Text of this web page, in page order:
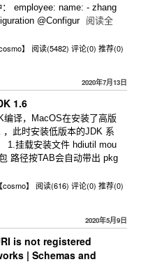
employee: name: - zhang
@Configur 阅读全
】 阅读(5482) 评论(0) 推荐(0)
2020年7月13日
1.6
译，MacOS在安装了高版
此时安装低版本的JDK 系
1.挂载安装文件 hdiutil mou
路径按TAB会自动带出 pkg
】 阅读(616) 评论(0) 推荐(0)
2020年5月9日
is not registered
| Schemas and